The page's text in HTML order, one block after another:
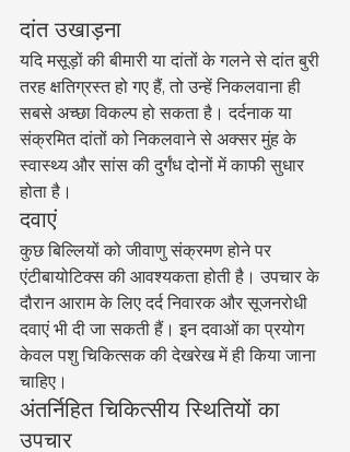
दांत उखाड़ना
यदि मसूड़ों की बीमारी या दांतों के गलने से दांत बुरी
तरह क्षतिग्रस्त हो गए हैं, तो उन्हें निकलवाना ही
सबसे अच्छा विकल्प हो सकता है। दर्दनाक या
संक्रमित दांतों को निकलवाने से अक्सर मुंह के
स्वास्थ्य और सांस की दुर्गंध दोनों में काफी सुधार
होता है।
दवाएं
कुछ बिल्लियों को जीवाणु संक्रमण होने पर
एंटीबायोटिक्स की आवश्यकता होती है। उपचार के
दौरान आराम के लिए दर्द निवारक और सूजनरोधी
दवाएं भी दी जा सकती हैं। इन दवाओं का प्रयोग
केवल पशु चिकित्सक की देखरेख में ही किया जाना
चाहिए।
अंतर्निहित चिकित्सीय स्थितियों का
उपचार